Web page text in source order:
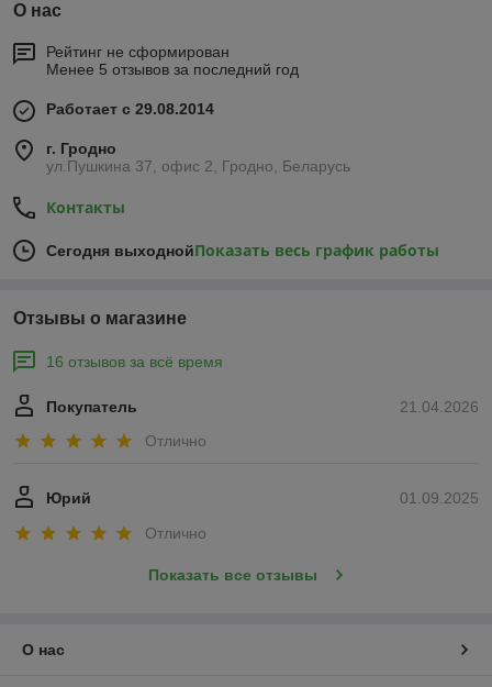
О нас
Рейтинг не сформирован
Менее 5 отзывов за последний год
Работает с 29.08.2014
г. Гродно
ул.Пушкина 37, офис 2, Гродно, Беларусь
Контакты
Сегодня выходнойПоказать весь график работы
Отзывы о магазине
16 отзывов за всё время
21.04.2026
Покупатель
Отлично
01.09.2025
Юрий
Отлично
Показать все отзывы
О нас